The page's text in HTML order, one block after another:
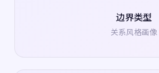
边界类型
关系风格画像